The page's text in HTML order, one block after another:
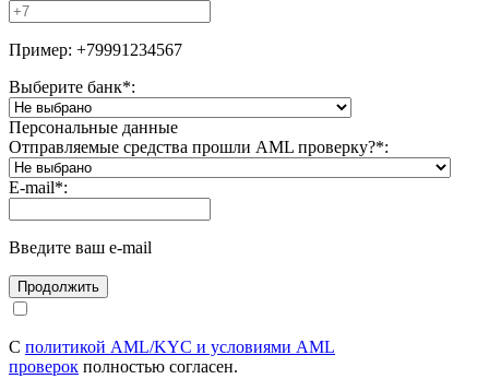
Пример: +79991234567
Выберите банк*:
Персональные данные
Отправляемые средства прошли AML проверку?*:
E-mail*:
Введите ваш e-mail
С политикой AML/KYC и условиями AML
проверок полностью согласен.